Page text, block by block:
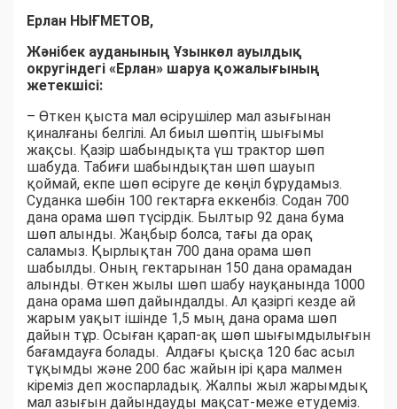
Ерлан НЫҒМЕТОВ,
Жәнібек ауданының Ұзынкөл ауылдық
округіндегі «Ерлан» шаруа қожалығының
жетекшісі:
– Өткен қыста мал өсірушілер мал азығынан
қиналғаны белгілі. Ал биыл шөптің шығымы
жақсы. Қазір шабындықта үш трактор шөп
шабуда. Табиғи шабындықтан шөп шауып
қоймай, екпе шөп өсіруге де көңіл бұрудамыз.
Суданка шөбін 100 гектарға еккенбіз. Содан 700
дана орама шөп түсірдік. Былтыр 92 дана бума
шөп алынды. Жаңбыр болса, тағы да орақ
саламыз. Қырлықтан 700 дана орама шөп
шабылды. Оның гектарынан 150 дана орамадан
алынды. Өткен жылы шөп шабу науқанында 1000
дана орама шөп дайындалды. Ал қазіргі кезде ай
жарым уақыт ішінде 1,5 мың дана орама шөп
дайын тұр. Осыған қарап-ақ шөп шығымдылығын
бағамдауға болады. Алдағы қысқа 120 бас асыл
тұқымды және 200 бас жайын ірі қара малмен
кіреміз деп жоспарладық. Жалпы жыл жарымдық
мал азығын дайындауды мақсат-меже етудеміз.